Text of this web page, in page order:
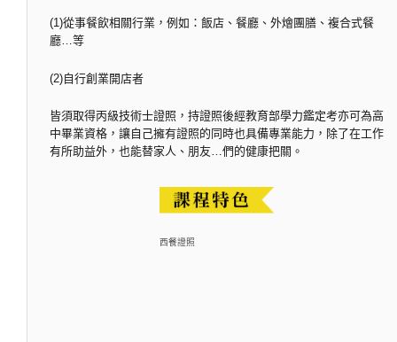
(1)從事餐飲相關行業，例如：飯店、餐廳、外燴團膳、複合式餐
廳…等
(2)自行創業開店者
皆須取得丙級技術士證照，持證照後經教育部學力鑑定考亦可為高
中畢業資格，讓自己擁有證照的同時也具備專業能力，除了在工作
有所助益外，也能替家人、朋友…們的健康把關。
西餐證照